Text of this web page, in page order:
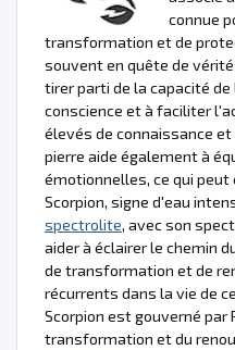
connue
transformation et de
souvent en quête de
tirer parti de la capacité de
conscience et à faciliter
élevés de connaissance
pierre aide également à
émotionnelles, ce qui peut
Scorpion, signe d'eau
spectrolite, avec son
aider à éclairer le chemin
de transformation et de
récurrents dans la vie de
Scorpion est gouverné par
transformation et du